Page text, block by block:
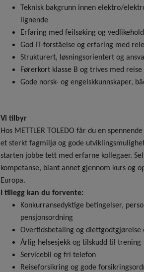
Teknisk bakgrunn innen elektro/
lignende
Erfaring med feilsøking og
God IT-forståelse og erfaring med
Strukturert, løsningsorientert og
Førerkort klasse B og trives med
Gode norsk- og engelskkunnskaper,
Vi tilbyr
Hos METTLER TOLEDO får du en
et sterkt fagmiljø og gode
starten jobbe tett med erfarne kollegaer.
kompetanse, blant annet gjennom kurs og
Europa.
I tillegg kan du forvente:
Konkurransedyktige betingelser,
pensjonsordning
Overtidsbetaling og diettgodtgjørelse
Årlig helsesjekk og tilskudd til trening
Servicebil og fri telefon
Reiseforsikring og gode